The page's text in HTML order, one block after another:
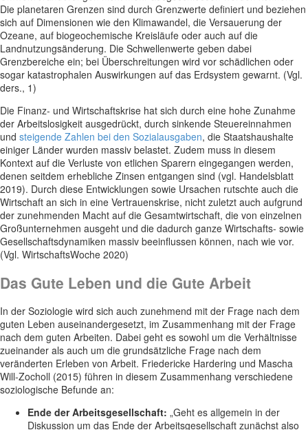
Die planetaren Grenzen sind durch Grenzwerte definiert und beziehen
sich auf Dimensionen wie den Klimawandel, die Versauerung der
Ozeane, auf biogeochemische Kreisläufe oder auch auf die
Landnutzungsänderung. Die Schwellenwerte geben dabei
Grenzbereiche ein; bei Überschreitungen wird vor schädlichen oder
sogar katastrophalen Auswirkungen auf das Erdsystem gewarnt. (Vgl.
ders., 1)
Die Finanz- und Wirtschaftskrise hat sich durch eine hohe Zunahme
der Arbeitslosigkeit ausgedrückt, durch sinkende Steuereinnahmen
und steigende Zahlen bei den Sozialausgaben, die Staatshaushalte
einiger Länder wurden massiv belastet. Zudem muss in diesem
Kontext auf die Verluste von etlichen Sparern eingegangen werden,
denen seitdem erhebliche Zinsen entgangen sind (vgl. Handelsblatt
2019). Durch diese Entwicklungen sowie Ursachen rutschte auch die
Wirtschaft an sich in eine Vertrauenskrise, nicht zuletzt auch aufgrund
der zunehmenden Macht auf die Gesamtwirtschaft, die von einzelnen
Großunternehmen ausgeht und die dadurch ganze Wirtschafts- sowie
Gesellschaftsdynamiken massiv beeinflussen können, nach wie vor.
(Vgl. WirtschaftsWoche 2020)
Das Gute Leben und die Gute Arbeit
In der Soziologie wird sich auch zunehmend mit der Frage nach dem
guten Leben auseinandergesetzt, im Zusammenhang mit der Frage
nach dem guten Arbeiten. Dabei geht es sowohl um die Verhältnisse
zueinander als auch um die grundsätzliche Frage nach dem
veränderten Erleben von Arbeit. Friedericke Hardering und Mascha
Will-Zocholl (2015) führen in diesem Zusammenhang verschiedene
soziologische Befunde an:
Ende der Arbeitsgesellschaft: „Geht es allgemein in der
Diskussion um das Ende der Arbeitsgesellschaft zunächst also